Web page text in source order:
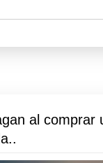
al comprar